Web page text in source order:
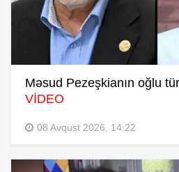
Məsud Pezeşkianın oğlu
VİDEO
08 Avqust 2026, 14:22